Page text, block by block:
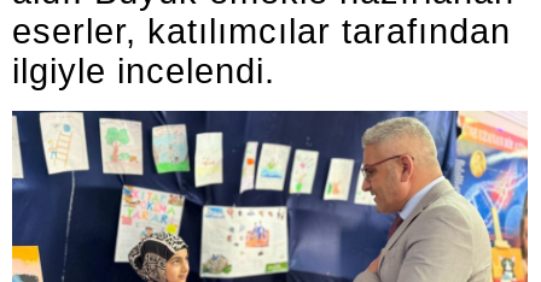
eserler, katılımcılar tarafından
ilgiyle incelendi.